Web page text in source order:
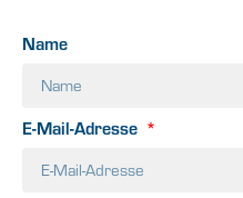
Name
E-Mail-Adresse